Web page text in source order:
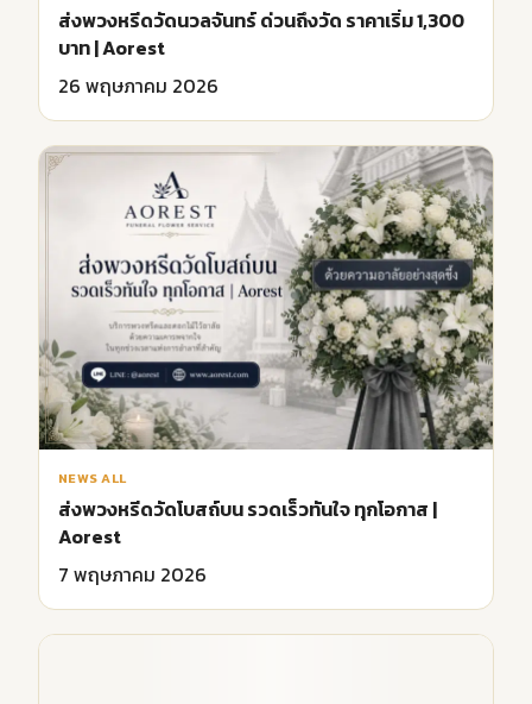
ส่งพวงหรีดวัดนวลจันทร์ ด่วนถึงวัด ราคาเริ่ม 1,300
บาท | Aorest
26 พฤษภาคม 2026
NEWS ALL
ส่งพวงหรีดวัดโบสถ์บน รวดเร็วทันใจ ทุกโอกาส |
Aorest
7 พฤษภาคม 2026